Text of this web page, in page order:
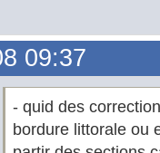
09:37
- quid des
bordure littorale ou